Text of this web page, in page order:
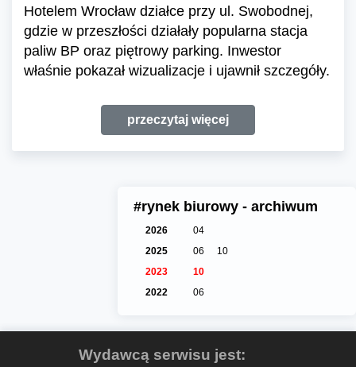
Hotelem Wrocław działce przy ul. Swobodnej,
gdzie w przeszłości działały popularna stacja
paliw BP oraz piętrowy parking. Inwestor
właśnie pokazał wizualizacje i ujawnił szczegóły.
przeczytaj więcej
#rynek biurowy - archiwum
2026
04
2025
06
10
2023
10
2022
06
Wydawcą serwisu jest: